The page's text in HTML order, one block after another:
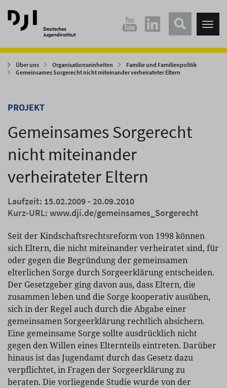
Direkt
zum
Hauptinhalt
Direkt
zum
Hauptmenü
Über uns Organisationseinheiten
Familie und Familienpolitik
Gemeinsames Sorgerecht nicht miteinander verheirateter Eltern
PROJEKT
Gemeinsames Sorgerecht
nicht miteinander
verheirateter Eltern
Laufzeit: 15.02.2009 - 20.09.2010
Kurz-URL: www.dji.de/gemeinsames_Sorgerecht
Seit der Kindschaftsrechtsreform von 1998 können
sich Eltern, die nicht miteinander verheiratet sind, für
oder gegen die Begründung der gemeinsamen
elterlichen Sorge durch Sorgeerklärung entscheiden.
Der Gesetzgeber ging davon aus, dass Eltern, die
zusammen leben und die Sorge kooperativ ausüben,
sich in der Regel auch durch die Abgabe einer
gemeinsamen Sorgeerklärung rechtlich absichern.
Eine gemeinsame Sorge sollte ausdrücklich nicht
gegen den Willen eines Elternteils eintreten. Darüber
hinaus ist das Jugendamt durch das Gesetz dazu
verpflichtet, in Fragen der Sorgeerklärung zu
beraten. Die vorliegende Studie wurde von der